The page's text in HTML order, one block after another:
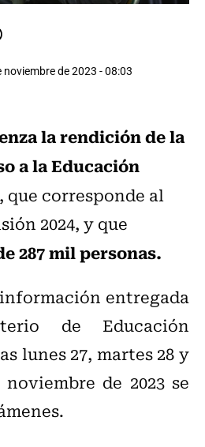
noviembre de 2023 - 08:03
la rendición de la
a la Educación
que corresponde al
2024, y que
287 mil personas.
entregada
de Educación
lunes 27, martes 28 y
de 2023 se